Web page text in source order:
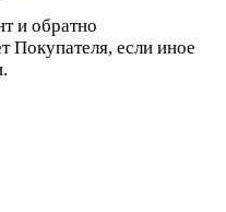
и обратно
Покупателя, если иное